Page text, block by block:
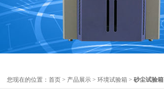
您现在的位置： 首页 > 产品展示 > 环境试验箱 > 砂尘试验箱